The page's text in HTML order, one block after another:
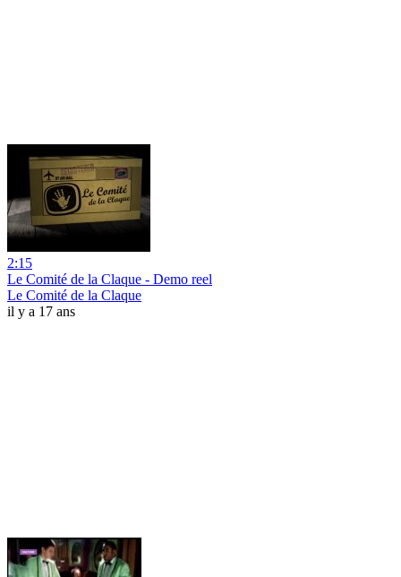
2:15
Le Comité de la Claque - Demo reel
Le Comité de la Claque
il y a 17 ans